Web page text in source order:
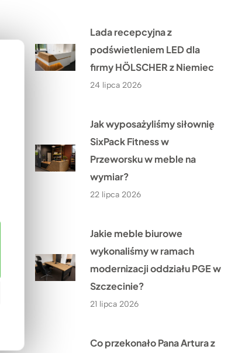
Lada recepcyjna z
podświetleniem LED dla
firmy HÖLSCHER z Niemiec
24 lipca 2026
Jak wyposażyliśmy siłownię
SixPack Fitness w
Przeworsku w meble na
wymiar?
22 lipca 2026
Jakie meble biurowe
wykonaliśmy w ramach
modernizacji oddziału PGE w
Szczecinie?
21 lipca 2026
Co przekonało Pana Artura z